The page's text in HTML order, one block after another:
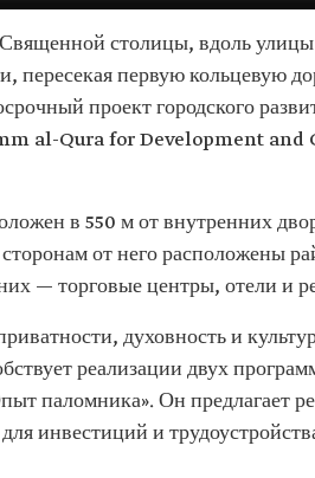
столицы, вдоль
пересекая первую кольцевую
проект городского
al-Qura for Development
в 550 м от внутренних
от него расположены
— торговые центры, отели и
духовность и
реализации двух
паломника». Он предлагает
инвестиций и